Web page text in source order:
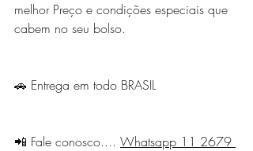
melhor Preço e condições especiais que
cabem no seu bolso.
🚗 Entrega em todo BRASIL
📲 Fale conosco.... Whatsapp 11 2679